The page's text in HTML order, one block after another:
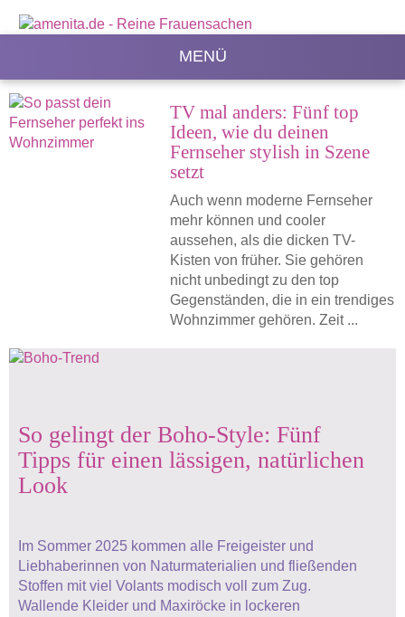
MENÜ
TV mal anders: Fünf top
Ideen, wie du deinen
Fernseher stylish in Szene
setzt
Auch wenn moderne Fernseher
mehr können und cooler
aussehen, als die dicken TV-
Kisten von früher. Sie gehören
nicht unbedingt zu den top
Gegenständen, die in ein trendiges
Wohnzimmer gehören. Zeit ...
So gelingt der Boho-Style: Fünf
Tipps für einen lässigen, natürlichen
Look
Im Sommer 2025 kommen alle Freigeister und
Liebhaberinnen von Naturmaterialien und fließenden
Stoffen mit viel Volants modisch voll zum Zug.
Wallende Kleider und Maxiröcke in lockeren